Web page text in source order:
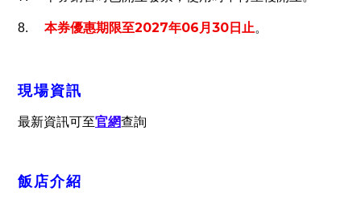
8. 本券優惠期限至2027年06 月 30 日止。
現場資訊
最新資訊可至官網查詢
飯店介紹